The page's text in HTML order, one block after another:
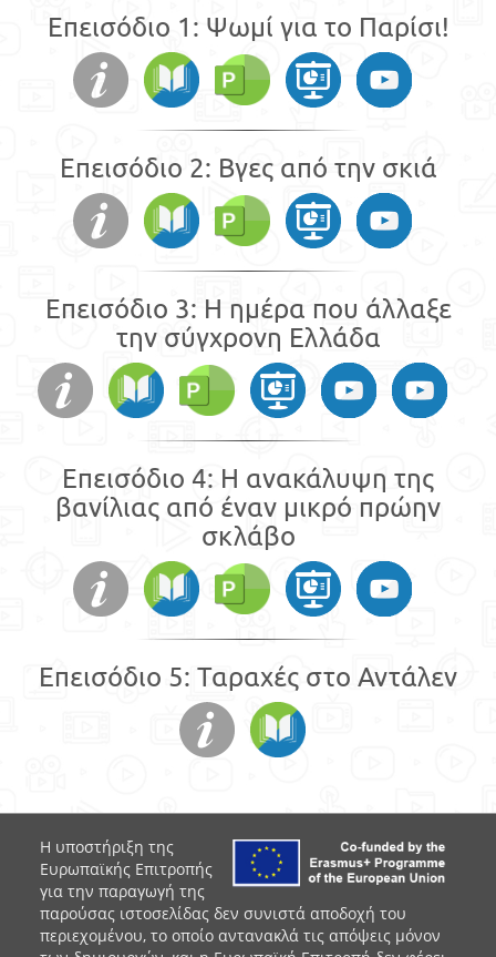
Επεισόδιο 1: Ψωμί για το Παρίσι!
Επεισόδιο 2: Βγες από την σκιά
Επεισόδιο 3: Η ημέρα που άλλαξε
την σύγχρονη Ελλάδα
Επεισόδιο 4: Η ανακάλυψη της
βανίλιας από έναν μικρό πρώην
σκλάβο
Επεισόδιο 5: Ταραχές στο Αντάλεν
Η υποστήριξη της
Ευρωπαϊκής Επιτροπής
για την παραγωγή της
παρούσας ιστοσελίδας δεν συνιστά αποδοχή του
περιεχομένου, το οποίο αντανακλά τις απόψεις μόνον